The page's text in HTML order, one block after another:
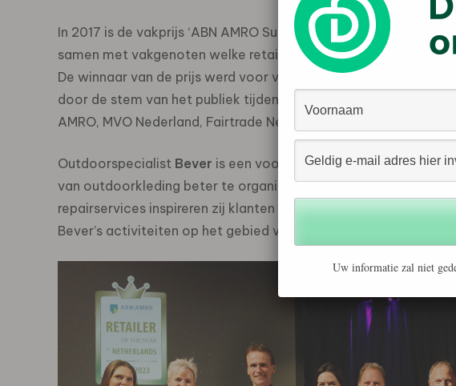
In 2017 is de vakprijs ‘ABN AMRO Sustainable Retailer of the
samen met vakgenoten welke retailer in Nederland het beste
De winnaar van de prijs werd voor vijftig procent bepaald door
door de stem van het publiek tijdens de categorie uitreiking. De
AMRO, MVO Nederland, Fairtrade Nederland, Zeeman, Yoghurt
Outdoorspecialist Bever is een voorloper en heeft de
van outdoorkleding beter te organiseren. Mede dankzij een
repairservices inspireren zij klanten en medewerkers
Bever’s activiteiten op het gebied van duurzaamheid.
Uw informatie zal niet